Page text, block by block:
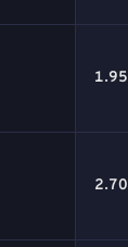
1.95
2.70